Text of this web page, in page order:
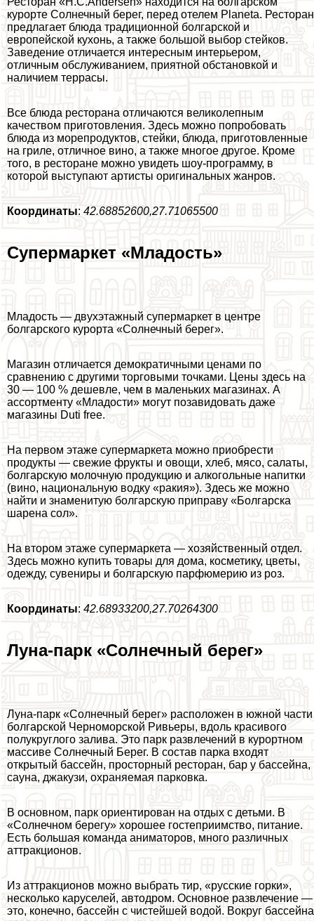
курорте Солнечный берег, перед отелем Planeta. Ресторан
предлагает блюда традиционной болгарской и
европейской кухонь, а также большой выбор стейков.
Заведение отличается интересным интерьером,
отличным обслуживанием, приятной обстановкой и
наличием террасы.
Все блюда ресторана отличаются великолепным
качеством приготовления. Здесь можно попробовать
блюда из морепродуктов, стейки, блюда, приготовленные
на гриле, отличное вино, а также многое другое. Кроме
того, в ресторане можно увидеть шоу-программу, в
которой выступают артисты оригинальных жанров.
Координаты: 42.68852600,27.71065500
Супермаркет «Младость»
Младость — двухэтажный супермаркет в центре
болгарского курорта «Солнечный берег».
Магазин отличается демократичными ценами по
сравнению с другими торговыми точками. Цены здесь на
30 — 100 % дешевле, чем в маленьких магазинах. А
ассортменту «Младости» могут позавидовать даже
магазины Duti free.
На первом этаже супермаркета можно приобрести
продукты — свежие фрукты и овощи, хлеб, мясо, салаты,
болгарскую молочную продукцию и алкогольные напитки
(вино, национальную водку «paкия»). Здесь же можно
найти и знаменитую болгарскую приправу «Болгарска
шарена сол».
На втором этаже супермаркета — хозяйственный отдел.
Здесь можно купить товары для дома, косметику, цветы,
одежду, сувениры и болгарскую парфюмерию из роз.
Координаты: 42.68933200,27.70264300
Луна-парк «Солнечный берег»
Луна-парк «Солнечный берег» расположен в южной части
болгарской Черноморской Ривьеры, вдоль красивого
полукруглого залива. Это парк развлечений в курортном
массиве Солнечный Берег. В состав парка входят
открытый бассейн, просторный ресторан, бар у бассейна,
сауна, джакузи, охраняемая парковка.
В основном, парк ориентирован на отдых с детьми. В
«Солнечном берегу» хорошее гостеприимство, питание.
Есть большая комaнда аниматоров, много различных
аттpaкционов.
Из аттpaкционов можно выбрать тир, «русские горки»,
несколько каруселей, автодром. Основное развлечение —
это, конечно, бассейн с чистейшей водой. Вокруг бассейна